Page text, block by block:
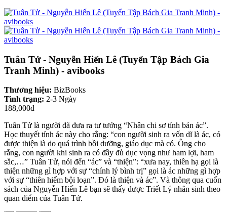
Tuân Tử - Nguyễn Hiến Lê (Tuyển Tập Bách Gia
Tranh Minh) - avibooks
Thương hiệu: BizBooks
Tình trạng: 2-3 Ngày
188,000đ
Tuân Tử là người đã đưa ra tư tưởng “Nhân chi sơ tính bản ác”.
Học thuyết tính ác này cho rằng: “con người sinh ra vốn dĩ là ác, có
được thiện là do quá trình bồi dưỡng, giáo dục mà có. Ông cho
rằng, con người khi sinh ra có đầy đủ dục vọng như ham lợi, ham
sắc,…” Tuân Tử, nói đến “ác” và “thiện”: “xưa nay, thiên hạ gọi là
thiện những gì hợp với sự “chính lý bình trị” gọi là ác những gì hợp
với sự “thiên hiểm bội loạn”. Đó là thiện và ác”. Và thông qua cuốn
sách của Nguyễn Hiến Lê bạn sẽ thấy được Triết Lý nhân sinh theo
quan điểm của Tuân Tử.